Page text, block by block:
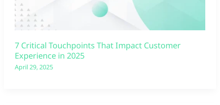
7 Critical Touchpoints That Impact Customer
Experience in 2025
April 29, 2025